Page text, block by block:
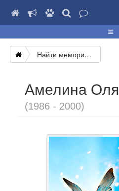
Найти мемориал
Амелина Оля
(1986 - 2000)